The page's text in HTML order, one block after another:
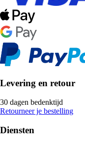
Levering en retour
30 dagen bedenktijd
Retourneer je bestelling
Diensten